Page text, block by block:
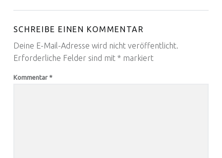
SCHREIBE EINEN KOMMENTAR
Deine E-Mail-Adresse wird nicht veröffentlicht.
Erforderliche Felder sind mit *markiert
Kommentar *